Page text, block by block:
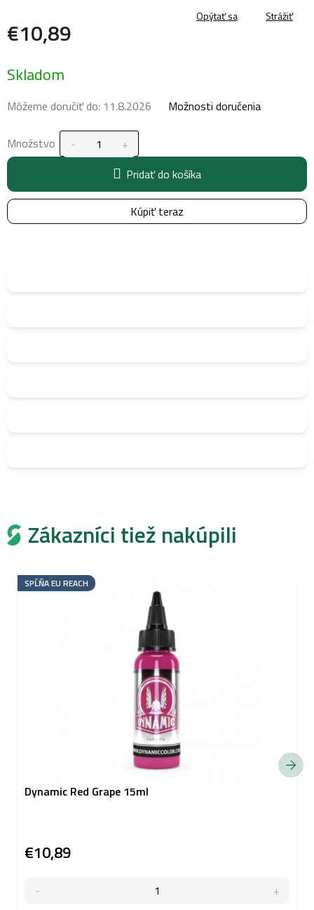
€10,89
cena:
Skladom
Môžeme doručiť do: 11.8.2026 Možnosti doručenia
Množstvo
Pridať do košíka
Kúpiť teraz
Opýtať sa Strážiť
Zákazníci tiež nakúpili
SPĹŇA EU REACH
Dynamic Red Grape 15ml
€10,89